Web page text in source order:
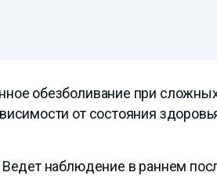
обезболивание при
от состояния
Ведет наблюдение в раннем